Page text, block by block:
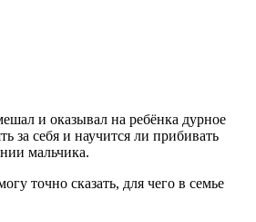
и оказывал на ребёнка дурное
за себя и научится ли прибивать
мальчика.
точно сказать, для чего в семье